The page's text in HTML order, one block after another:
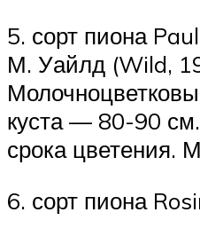
5. сорт пиона
М. Уайлд (Wild,
куста — 80-90
срока цветения.
6. сорт пиона